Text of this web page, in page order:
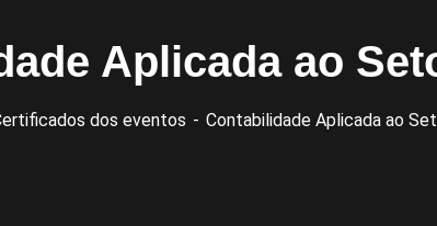
Aplicada ao
dos eventos Contabilidade Aplicada ao